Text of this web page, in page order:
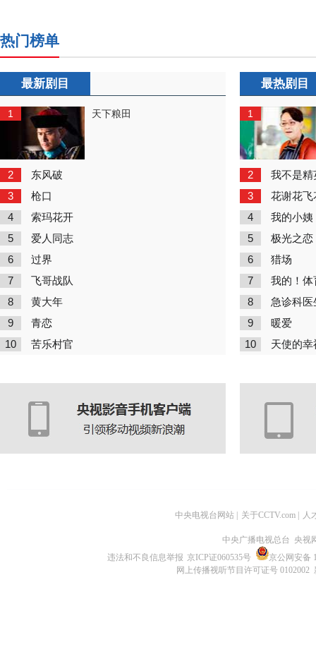
热门榜单
最新剧目
1 天下粮田
2 东风破
3 枪口
4 索玛花开
5 爱人同志
6 过界
7 飞哥战队
8 黄大年
9 青恋
10 苦乐村官
最热剧目
1
2 我不是精
3 花谢花飞
4 我的小姨
5 极光之恋
6 猎场
7 我的！体
8 急诊科医
9 暖爱
10 天使的幸
中央电视台网站 关于CCTV.com 人
中央广播电视总台 央视
违法和不良信息举报 京ICP证060535号
京公网安备
网上传播视听节目许可证号 0102002